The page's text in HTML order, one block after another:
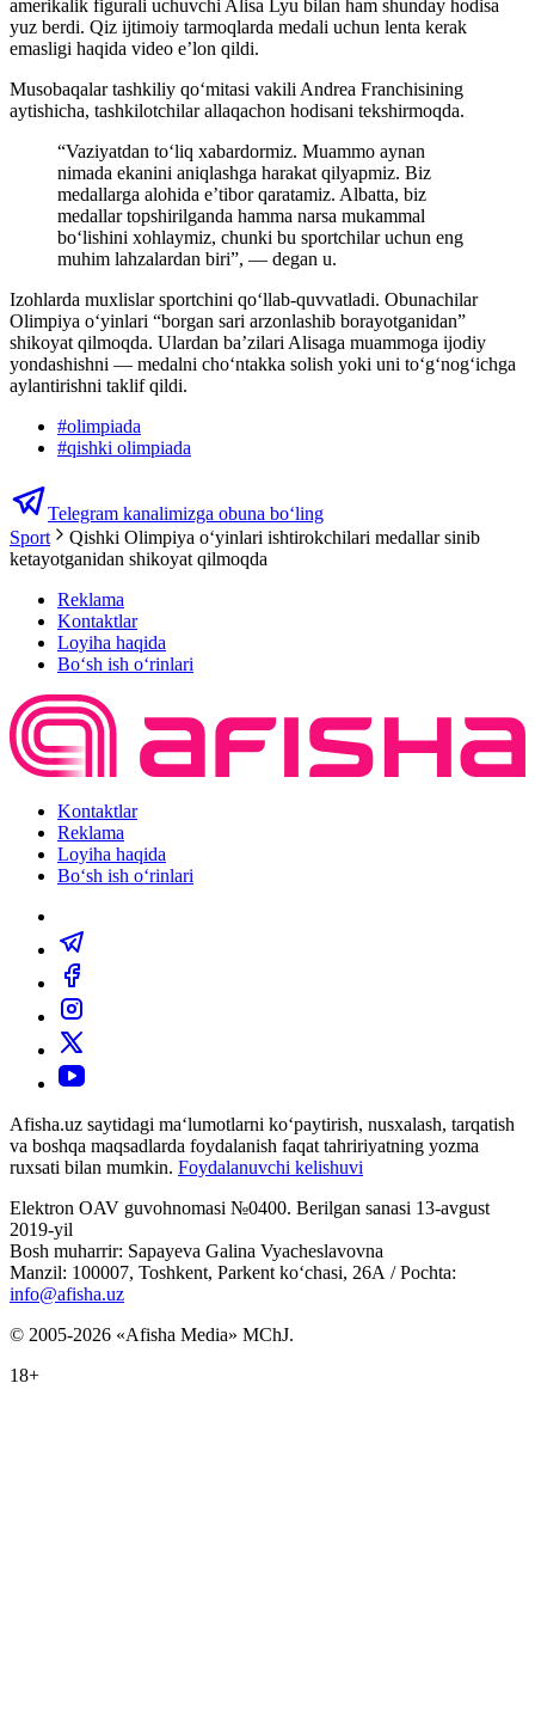
amerikalik figurali uchuvchi Alisa Lyu bilan ham shunday hodisa
yuz berdi. Qiz ijtimoiy tarmoqlarda medali uchun lenta kerak
emasligi haqida video e’lon qildi.
Musobaqalar tashkiliy qo‘mitasi vakili Andrea Franchisining
aytishicha, tashkilotchilar allaqachon hodisani tekshirmoqda.
“Vaziyatdan to‘liq xabardormiz. Muammo aynan
nimada ekanini aniqlashga harakat qilyapmiz. Biz
medallarga alohida e’tibor qaratamiz. Albatta, biz
medallar topshirilganda hamma narsa mukammal
bo‘lishini xohlaymiz, chunki bu sportchilar uchun eng
muhim lahzalardan biri”, — degan u.
Izohlarda muxlislar sportchini qo‘llab-quvvatladi. Obunachilar
Olimpiya o‘yinlari “borgan sari arzonlashib borayotganidan”
shikoyat qilmoqda. Ulardan ba’zilari Alisaga muammoga ijodiy
yondashishni — medalni cho‘ntakka solish yoki uni to‘g‘nog‘ichga
aylantirishni taklif qildi.
#olimpiada
#qishki olimpiada
Telegram kanalimizga obuna bo‘ling
Sport
Qishki Olimpiya o‘yinlari ishtirokchilari medallar sinib
ketayotganidan shikoyat qilmoqda
Reklama
Kontaktlar
Loyiha haqida
Bo‘sh ish o‘rinlari
Kontaktlar
Reklama
Loyiha haqida
Bo‘sh ish o‘rinlari
Afisha.uz saytidagi ma‘lumotlarni ko‘paytirish, nusxalash, tarqatish
va boshqa maqsadlarda foydalanish faqat tahririyatning yozma
ruxsati bilan mumkin. Foydalanuvchi kelishuvi
Elektron OAV guvohnomasi №0400. Berilgan sanasi 13-avgust
2019-yil
Bosh muharrir: Sapayeva Galina Vyacheslavovna
Manzil: 100007, Toshkent, Parkent ko‘chasi, 26А / Pochta:
info@afisha.uz
© 2005-2026 «Afisha Media» MChJ.
18+